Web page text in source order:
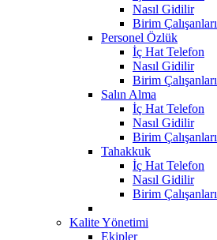
Nasıl Gidilir
Birim Çalışanları
Personel Özlük
İç Hat Telefon
Nasıl Gidilir
Birim Çalışanları
Salın Alma
İç Hat Telefon
Nasıl Gidilir
Birim Çalışanları
Tahakkuk
İç Hat Telefon
Nasıl Gidilir
Birim Çalışanları
Kalite Yönetimi
Ekipler